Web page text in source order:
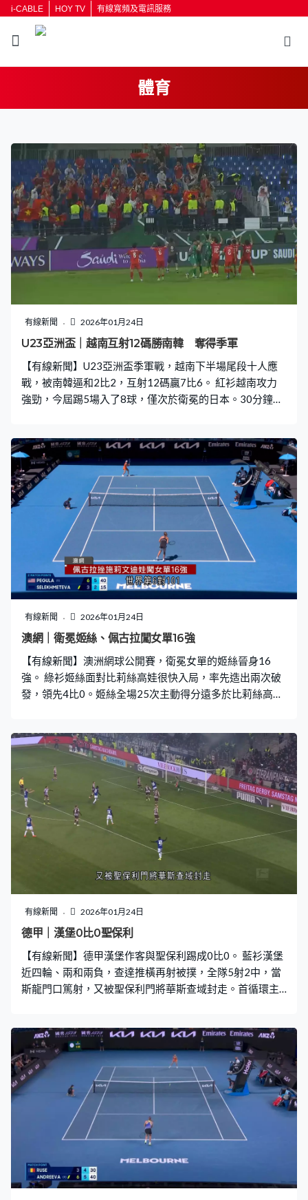
i-CABLE HOY TV 有線寬頻及電訊服務
體育
按輸入鍵開始搜尋
有線新聞 2026年01月24日
U23亞洲盃｜越南互射12碼勝南韓 奪得季軍
【有線新聞】U23亞洲盃季軍戰，越南下半場尾段十人應
戰，被南韓逼和2比2，互射12碼贏7比6。 紅衫越南攻力
強勁，今屆踢5場入了8球，僅次於衛冕的日本。30分鐘先
月」射入遠柱，南韓追平1比1。越南有阮廷北挺身而出，
罰球直射入網，2分鐘後再次領先，是他今屆第4球。這位
越南隊長有入球、有助攻、還有紅牌，86分鐘鏟跌李燦
煜，越南要十人應戰。補時7分鐘越南守不住，信敏河心口
一控再射，南韓逼和2比2。 加時比數不變，互射12碼兩隊
頭6輪全部射入。越南門將高文平第7輪捉到路，擋到裵炫
瑞。阮清仁為越南鎖定勝局，12碼贏7比6。2003年亞洲
盃越南贏過南韓，這次到U23發威奪得季軍。
有線新聞 2026年01月24日
澳網｜衛冕姬絲、佩古拉闖女單16強
【有線新聞】澳洲網球公開賽，衛冕女單的姬絲晉身16
強。 綠衫姬絲面對比莉絲高娃很快入局，率先造出兩次破
發，領先4比0。姬絲全場25次主動得分遠多於比莉絲高娃
落敗，姬絲復仇之旅都有波折，被前「一姐」比莉絲高娃
逼到底線來回跑，最終救不到，都無阻姬絲達成澳網十連
勝。這位上屆冠軍第二盤有一次破發，3平手後，連贏3
局，贏6比3，直落兩盤過關。16強與佩古拉合演美國「內
訌」。 橙衫佩古拉淘汰施莉文迪娃，首盤造出兩次破發，
先贏6比3。佩古拉第二盤開局受壓，面臨兩次破發危機都
能一一化解。世界第6對101，佩古拉第二盤再兩度打破施
莉文迪娃發球局，贏6比2，盤數2比0晉級。
有線新聞 2026年01月24日
德甲｜漢堡0比0聖保利
【有線新聞】德甲漢堡作客與聖保利踢成0比0。 藍衫漢堡
近四輪、兩和兩負，查達推橫再射被撲，全隊5射2中，當
斯龍門口篤射，又被聖保利門將華斯查域封走。首循環主
離降班區，辛拿尼射門被撲。前場逼到漢堡守衛交失，比
柏卡遠射無功而還，0比0完場。漢堡排13，聖保利就排尾
三。